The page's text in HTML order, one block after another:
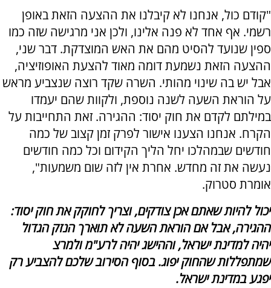
"קודם כול, אנחנו לא קיבלנו את ההצעה הזאת באופן
רשמי. אף אחד לא פנה אלינו, ולכן אני מרגישה שזה כמו
ספין שנועד להסיט מהם את האש המוצדקת. דבר שני,
ההצעה הזאת נשמעת דומה מאוד להצעת האופוזיציה,
אבל יש בה שינוי מהותי. השרה שקד רוצה שנצביע מראש
על הוראת השעה לשנה נוספת, ולקוות שהם יעמדו
במילתם לקדם את חוק יסוד: ההגירה. זאת התחייבות על
הקרח. אנחנו הצענו אישור לפרק זמן קצוב של כמה
חודשים שבמהלכו יחל הליך הקידום וכל כמה חודשים
נעשה את זה מחדש. אחרת אין לזה שום משמעות",
אומרת סטרוק.
יכול להיות שאתם אכן צודקים, וצריך לחוקק את חוק יסוד:
ההגירה, אבל אם הוראת השעה לא תוארך הנזק הגדול
יהיה למדינת ישראל, וההישג יהיה לרע"מ ולמרצ
שמתפללות שהחוק יפוג. בסוף הסירוב שלכם להצביע רק
יפגע במדינת ישראל.